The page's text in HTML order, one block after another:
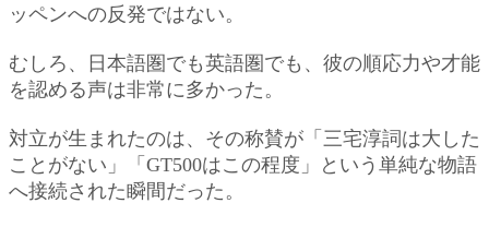
ッペンへの反発ではない。
むしろ、日本語圏でも英語圏でも、彼の順応力や才能
を認める声は非常に多かった。
対立が生まれたのは、その称賛が「三宅淳詞は大した
ことがない」「GT500はこの程度」という単純な物語
へ接続された瞬間だった。